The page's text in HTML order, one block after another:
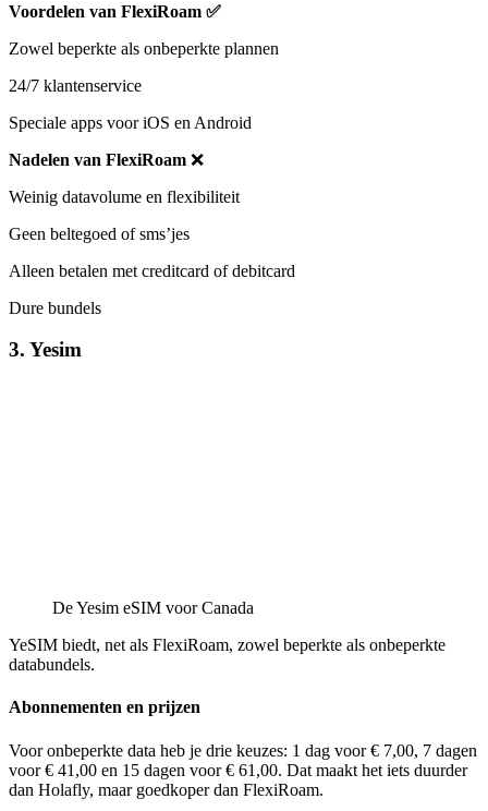
Voordelen van FlexiRoam ✅
Zowel beperkte als onbeperkte plannen
24/7 klantenservice
Speciale apps voor iOS en Android
Nadelen van FlexiRoam ❌
Weinig datavolume en flexibiliteit
Geen beltegoed of sms’jes
Alleen betalen met creditcard of debitcard
Dure bundels
3. Yesim
De Yesim eSIM voor Canada
YeSIM biedt, net als FlexiRoam, zowel beperkte als onbeperkte
databundels.
Abonnementen en prijzen
Voor onbeperkte data heb je drie keuzes: 1 dag voor € 7,00, 7 dagen
voor € 41,00 en 15 dagen voor € 61,00. Dat maakt het iets duurder
dan Holafly, maar goedkoper dan FlexiRoam.